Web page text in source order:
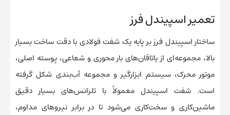
تعمیر اسپیندل فرز
ساختار اسپیندل فرز بر پایه یک شفت فولادی با دقت ساخت بسیار
بالا، مجموعه‌ای از یاتاقان‌های بار محوری و شعاعی، پوسته اصلی،
موتور محرک، سیستم ابزارگیر و مجموعه آب‌بندی شکل گرفته
است. شفت اسپیندل معمولاً با تلرانس‌های بسیار دقیق
ماشین‌کاری و سخت‌کاری می‌شود تا در برابر نیروهای مداوم،